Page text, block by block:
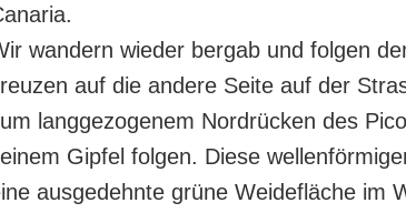
wandern wieder bergab und folgen
auf die andere Seite auf der
langgezogenem Nordrücken des
Gipfel folgen. Diese
ausgedehnte grüne Weidefläche im